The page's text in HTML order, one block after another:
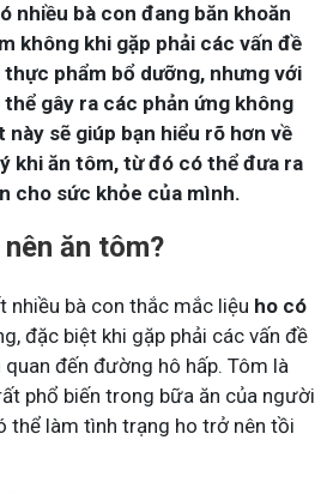
nhiều bà con đang băn khoăn
không khi gặp phải các vấn đề
phẩm bổ dưỡng, nhưng với
gây ra các phản ứng không
này sẽ giúp bạn hiểu rõ hơn về
khi ăn tôm, từ đó có thể đưa ra
cho sức khỏe của mình.
ăn tôm?
nhiều bà con thắc mắc liệu ho có
đặc biệt khi gặp phải các vấn đề
quan đến đường hô hấp. Tôm là
phổ biến trong bữa ăn của người
thể làm tình trạng ho trở nên tồi